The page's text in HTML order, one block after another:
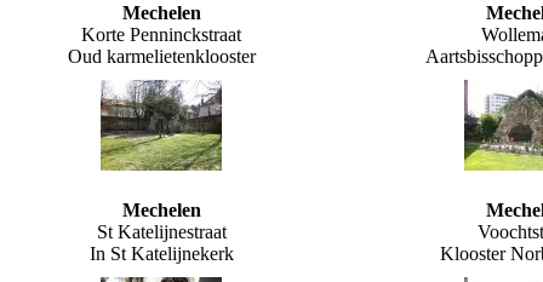
Mechelen
Korte Penninckstraat
Oud karmelietenklooster
Mechelen
St Katelijnestraat
In St Katelijnekerk
Klooster